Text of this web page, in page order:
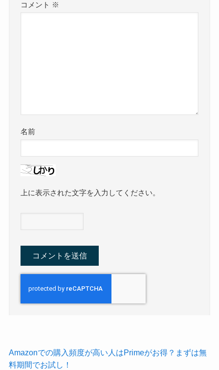
コメント ※
名前
上に表示された文字を入力してください。
Amazonでの購入頻度が高い人はPrimeがお得？まずは無
料期間でお試し！